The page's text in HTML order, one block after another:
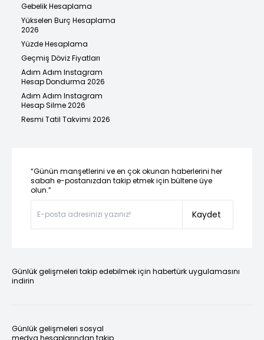
Gebelik Hesaplama
Yükselen Burç Hesaplama
2026
Yüzde Hesaplama
Geçmiş Döviz Fiyatları
Adım Adım Instagram
Hesap Dondurma 2026
Adım Adım Instagram
Hesap Silme 2026
Resmi Tatil Takvimi 2026
“Günün manşetlerini ve en çok okunan haberlerini her
sabah e-postanızdan takip etmek için bültene üye
olun.”
Kaydet
Günlük gelişmeleri takip edebilmek için habertürk uygulamasını
indirin
Günlük gelişmeleri sosyal
medya hesaplarından takip